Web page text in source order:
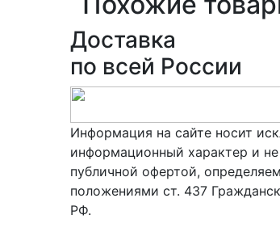
Доставка
по всей России
Информация на сайте носит
информационный характер и не
публичной офертой,
положениями ст. 437
РФ.